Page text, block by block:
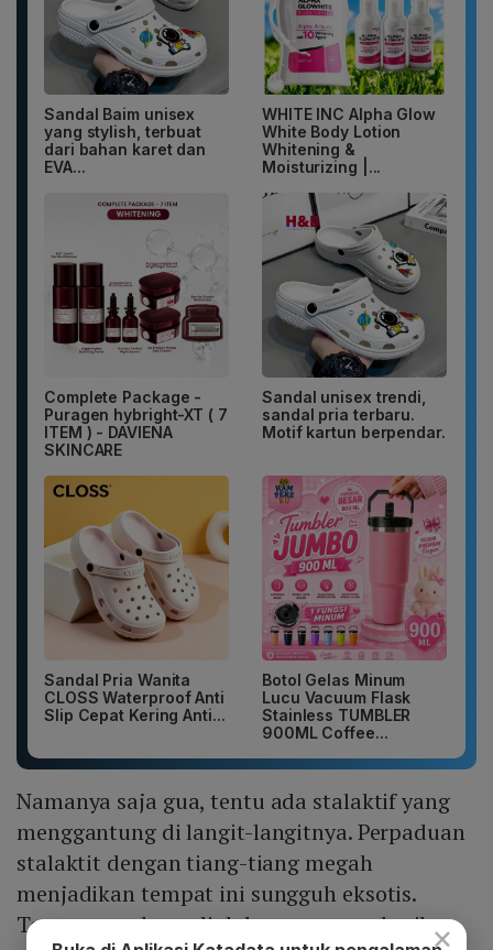
Sandal Baim unisex
yang stylish, terbuat
dari bahan karet dan
EVA...
WHITE INC Alpha Glow
White Body Lotion
Whitening &
Moisturizing |...
Complete Package -
Puragen hybright-XT ( 7
ITEM ) - DAVIENA
SKINCARE
Sandal unisex trendi,
sandal pria terbaru.
Motif kartun berpendar.
Sandal Pria Wanita
CLOSS Waterproof Anti
Slip Cepat Kering Anti...
Botol Gelas Minum
Lucu Vacuum Flask
Stainless TUMBLER
900ML Coffee...
Namanya saja gua, tentu ada stalaktif yang
menggantung di langit-langitnya. Perpaduan
stalaktit dengan tiang-tiang megah
menjadikan tempat ini sungguh eksotis.
Temaram cahaya di dalam gua memberikan
×